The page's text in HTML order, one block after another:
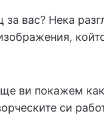
за вас? Нека
ви покажем
си